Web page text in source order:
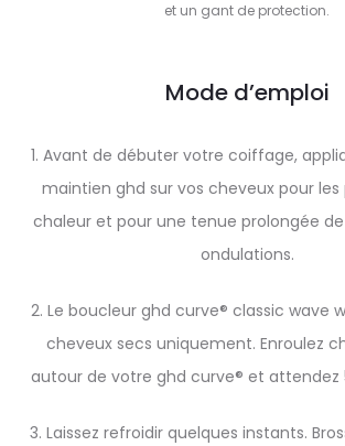
et un gant de protection.
Mode d’emploi
1. Avant de débuter votre coiffage,
maintien ghd sur vos cheveux pour
chaleur et pour une tenue prolongée
ondulations.
2. Le boucleur ghd curve® classic wave
cheveux secs uniquement. Enroulez
autour de votre ghd curve® et attendez
3. Laissez refroidir quelques instants.